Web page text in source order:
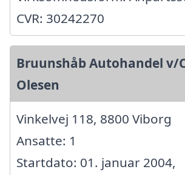
CVR: 30242270
Bruunshåb Autohandel v/
Olesen
Vinkelvej 118, 8800 Viborg
Ansatte: 1
Startdato: 01. januar 2004,